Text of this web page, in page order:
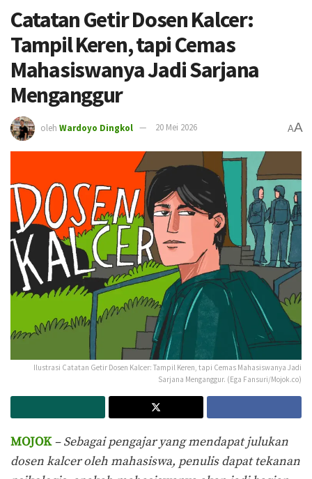
Catatan Getir Dosen Kalcer:
Tampil Keren, tapi Cemas
Mahasiswanya Jadi Sarjana
Menganggur
oleh Wardoyo Dingkol 20 Mei 2026 AA
Ilustrasi Catatan Getir Dosen Kalcer: Tampil Keren, tapi Cemas Mahasiswanya Jadi
Sarjana Menganggur. (Ega Fansuri/Mojok.co)
MOJOK– Sebagai pengajar yang mendapat julukan
dosen kalcer oleh mahasiswa, penulis dapat tekanan